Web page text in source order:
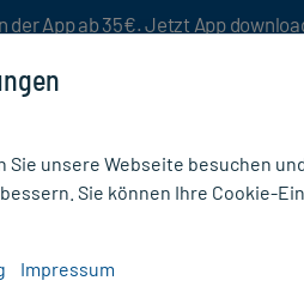
der App ab 35€. Jetzt App
unsere Webseite besuchen
Sie können Ihre Cookie-
Impressum